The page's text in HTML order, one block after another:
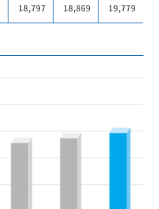
18,797 18,869 19,779